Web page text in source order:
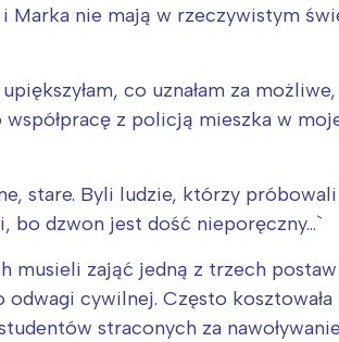
Marka nie mają w rzeczywistym
co uznałam za
współpracę z policją mieszka w
stare. Byli ludzie, którzy
bo dzwon jest dość nieporęczny…`
musieli zająć jedną z trzech
cywilnej. Często kosztowała
straconych za
regionu: